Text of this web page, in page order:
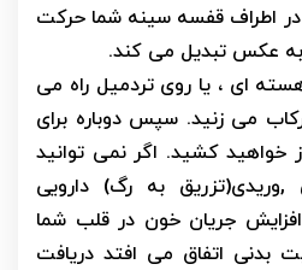
اطراف قفسه سینه شما حرکت
به عکس تبدیل می کند.
ای ، یا روی تردمیل راه می
می زنید. سپس دوباره برای
خواهید کشید. اگر نمی توانید
به رگ) دارویی
جریان خون در قلب شما
بدنی اتفاق می افتد دریافت